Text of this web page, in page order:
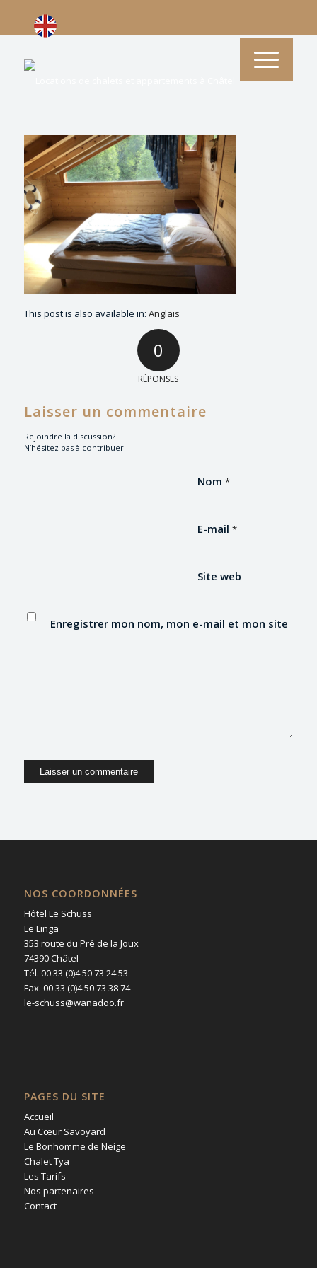
This post is also available in: Anglais
0
RÉPONSES
Laisser un commentaire
Rejoindre la discussion?
N’hésitez pas à contribuer !
Nom *
E-mail *
Site web
Enregistrer mon nom, mon e-mail et mon site
NOS COORDONNÉES
Hôtel Le Schuss
Le Linga
353 route du Pré de la Joux
74390 Châtel
Tél. 00 33 (0)4 50 73 24 53
Fax. 00 33 (0)4 50 73 38 74
le-schuss@wanadoo.fr
PAGES DU SITE
Accueil
Au Cœur Savoyard
Le Bonhomme de Neige
Chalet Tya
Les Tarifs
Nos partenaires
Contact